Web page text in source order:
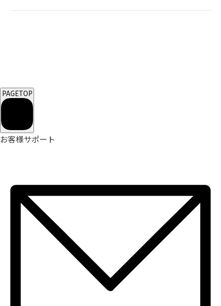
PAGETOP
お客様サポート